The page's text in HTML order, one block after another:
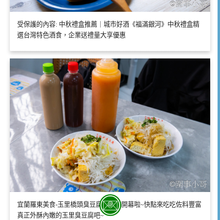
受保護的內容: 中秋禮盒推薦｜城市好酒《福滿銀河》中秋禮盒精
選台灣特色酒食，企業送禮量大享優惠
宜蘭羅東美食-玉里橋頭臭豆腐羅東店開幕啦~快點來吃吃佐料豐富
真正外酥內嫩的玉里臭豆腐吧~